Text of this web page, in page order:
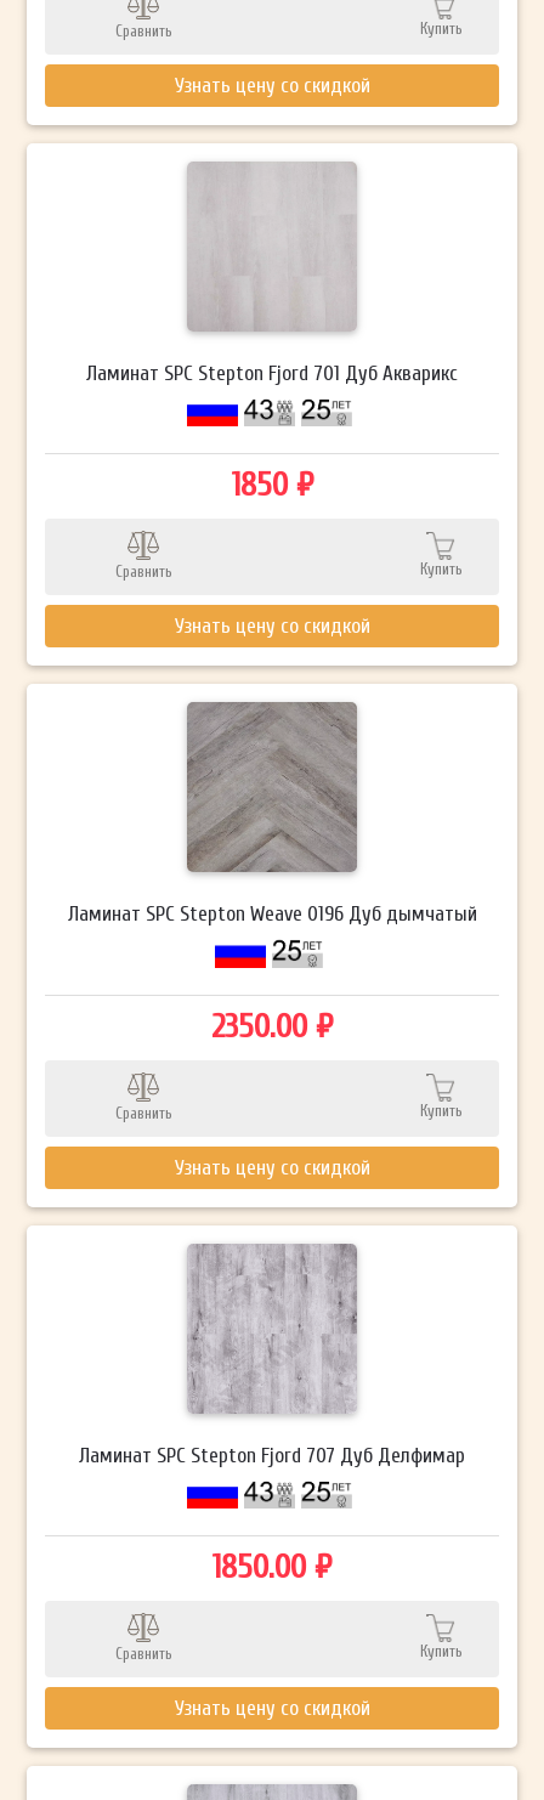
Сравнить Купить
Узнать цену со скидкой
Ламинат SPC Stepton Fjord 701 Дуб Акварикс
1850 ₽
Сравнить Купить
Узнать цену со скидкой
Ламинат SPC Stepton Weave 0196 Дуб дымчатый
2350.00 ₽
Сравнить Купить
Узнать цену со скидкой
Ламинат SPC Stepton Fjord 707 Дуб Делфимар
1850.00 ₽
Сравнить Купить
Узнать цену со скидкой